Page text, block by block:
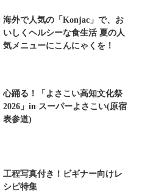
海外で人気の「Konjac」で、お
いしくヘルシーな食生活 夏の人
気メニューにこんにゃくを！
心踊る！「よさこい高知文化祭
2026」in スーパーよさこい(原宿
表参道)
工程写真付き！ビギナー向けレ
シピ特集